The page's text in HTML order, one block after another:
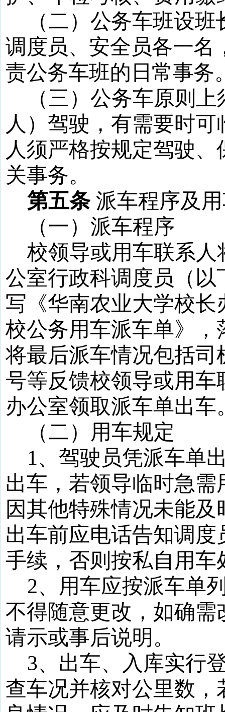
（二） 公务车班设班
调度员、安全员各一名
责公务车班的日常事务
（三）公务车原则
人）驾驶，有需要时
人须严格按规定驾驶
关事务。
第五条 派车程序及
（一）派车程序
校领导或用车联系
公室行政科调度员（
写《华南农业大学校
校公务用车派车单》
将最后派车情况包括
号等反馈校领导或用
办公室领取派车单出车
（二）用车规定
1、驾驶员凭派车单
出车，若领导临时急
因其他特殊情况未能
出车前应电话告知调
手续，否则按私自用车
2、用车应按派车单
不得随意更改，如确
请示或事后说明。
3、出车、入库实行
查车况并核对公里数